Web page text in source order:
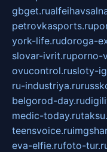
gbget.ru
petrovkasports.ru
york-life.rudoroga-
slovar-ivrit.ruporno-
ovucontrol.rusloty-
ru-industriya.ru
belgorod-day.ru
medic-today.ru
teensvoice.ru
eva-elfie.rufoto-